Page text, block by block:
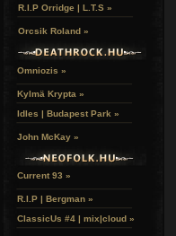
R.I.P Orridge | L.T.S »
Orcsik Roland »
Omniozis »
Kylmä Krypta »
Idles | Budapest Park »
John McKay »
Current 93 »
R.I.P | Bergman »
ClassicUs #4 | mix|cloud »